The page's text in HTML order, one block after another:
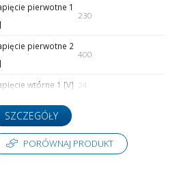
pierwotne 1
230
pierwotne 2
400
wtórne 1 [V] 24
SZCZEGÓŁY
PORÓWNAJ PRODUKT